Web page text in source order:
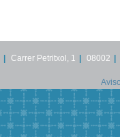
Carrer Petritxol, 1 08002